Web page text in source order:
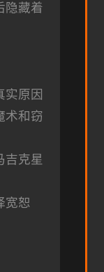
隐藏着
实原因
术和窃
吉克星
宽恕